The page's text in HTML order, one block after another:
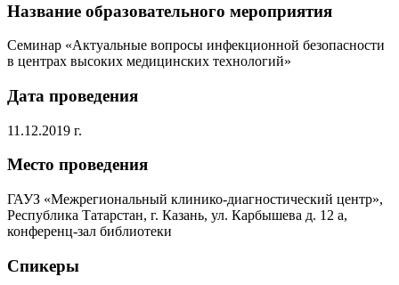
Название образовательного мероприятия
Семинар «Актуальные вопросы инфекционной безопасности
в центрах высоких медицинских технологий»
Дата проведения
11.12.2019 г.
Место проведения
ГАУЗ «Межрегиональный клинико-диагностический центр»,
Республика Татарстан, г. Казань, ул. Карбышева д. 12 а,
конференц-зал библиотеки
Спикеры